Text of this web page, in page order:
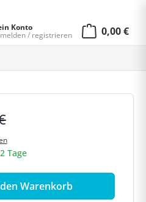
Konto
/ registrieren
0,00 €
Tage
den
Warenkorb